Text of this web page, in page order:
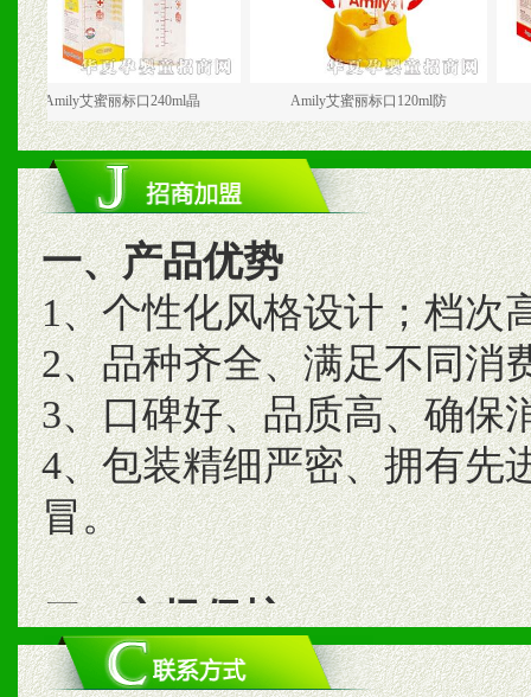
艾蜜丽标口240ml晶 Amily艾蜜丽标口120ml防
一、产品优势
1、个性化风格设计；档次
2、品种齐全、满足不同消
3、口碑好、品质高、确保
4、包装精细严密、拥有先
冒。
二、市场保护
1、统一市场价格；建立全